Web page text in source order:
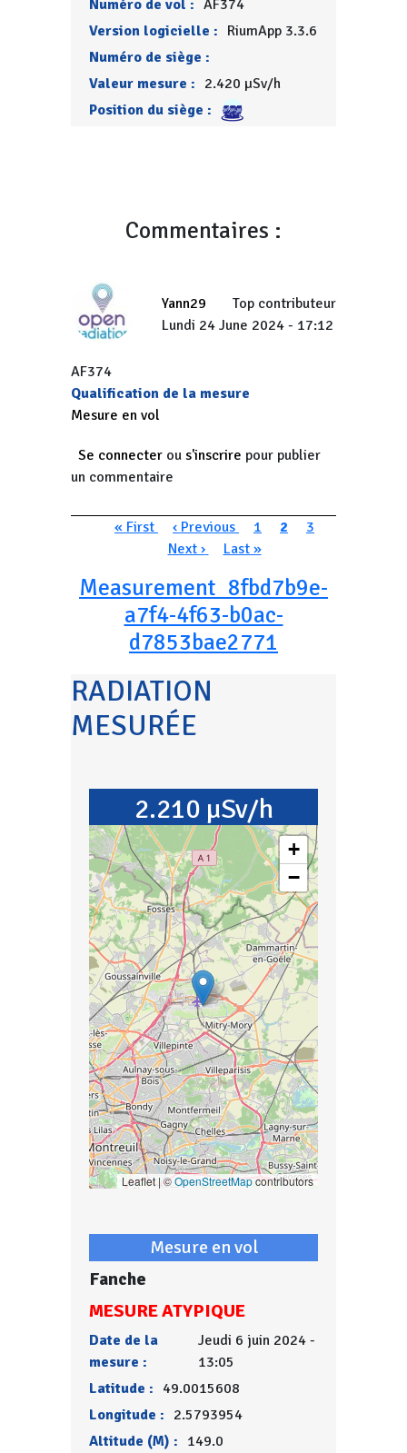
Numéro de vol : AF374
Version logicielle : RiumApp 3.3.6
Numéro de siège :
Valeur mesure : 2.420 µSv/h
Position du siège :
Commentaires :
Yann29
Top contributeur
Lundi 24 June 2024 - 17:12
AF374
Qualification de la mesure
Mesure en vol
Se connecter ou s'inscrire pour publier
un commentaire
Pagination
Première page
« First Page précédente
‹ Previous Page
1 Page courante
2 Page
3
Next ›
Dernière page
Last »
Measurement_8fbd7b9e-
a7f4-4f63-b0ac-
d7853bae2771
RADIATION
MESURÉE
2.210 µSv/h
+
−
Leaflet | ©OpenStreetMapcontributors
Mesure en vol
Fanche
MESURE ATYPIQUE
Date de la
mesure :
Jeudi 6 juin 2024 -
13:05
Latitude : 49.0015608
Longitude : 2.5793954
Altitude (M) : 149.0